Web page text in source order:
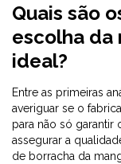
Quais são
escolha da
ideal?
Entre as primeiras
averiguar se o
para não só garantir
assegurar a
de borracha da